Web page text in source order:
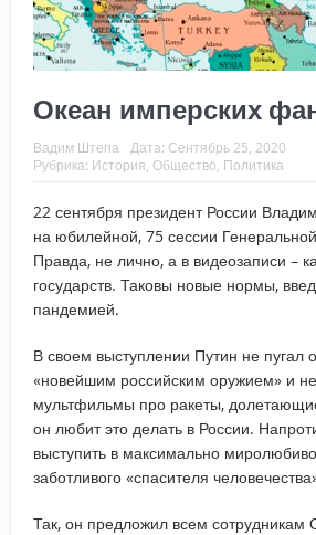
Океан имперских
Вадим Штепа Дата: Сентябрь 25, 2020
Рубрика: История Общество Политика
22 сентября президент России
на юбилейной, 75 сессии
Правда, не лично, а в видеозаписи –
государств. Таковы новые нормы,
пандемией.
В своем выступлении Путин не
«новейшим российским оружием» и
мультфильмы про ракеты,
он любит это делать в России.
выступить в максимально
заботливого «спасителя
Так, он предложил всем